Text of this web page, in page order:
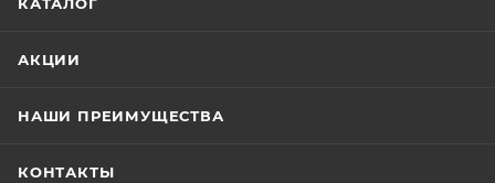
АКЦИИ
НАШИ ПРЕИМУЩЕСТВА
КОНТАКТЫ